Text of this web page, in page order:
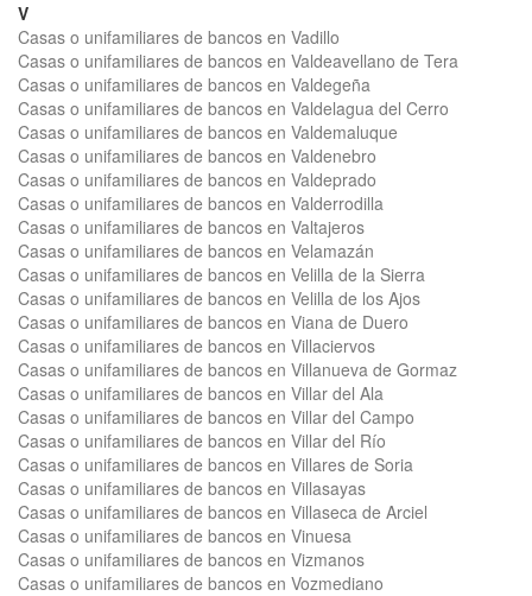
V
Casas o unifamiliares de bancos en Vadillo
Casas o unifamiliares de bancos en Valdeavellano de Tera
Casas o unifamiliares de bancos en Valdegeña
Casas o unifamiliares de bancos en Valdelagua del Cerro
Casas o unifamiliares de bancos en Valdemaluque
Casas o unifamiliares de bancos en Valdenebro
Casas o unifamiliares de bancos en Valdeprado
Casas o unifamiliares de bancos en Valderrodilla
Casas o unifamiliares de bancos en Valtajeros
Casas o unifamiliares de bancos en Velamazán
Casas o unifamiliares de bancos en Velilla de la Sierra
Casas o unifamiliares de bancos en Velilla de los Ajos
Casas o unifamiliares de bancos en Viana de Duero
Casas o unifamiliares de bancos en Villaciervos
Casas o unifamiliares de bancos en Villanueva de Gormaz
Casas o unifamiliares de bancos en Villar del Ala
Casas o unifamiliares de bancos en Villar del Campo
Casas o unifamiliares de bancos en Villar del Río
Casas o unifamiliares de bancos en Villares de Soria
Casas o unifamiliares de bancos en Villasayas
Casas o unifamiliares de bancos en Villaseca de Arciel
Casas o unifamiliares de bancos en Vinuesa
Casas o unifamiliares de bancos en Vizmanos
Casas o unifamiliares de bancos en Vozmediano